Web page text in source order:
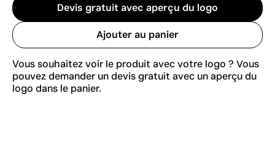
Devis gratuit avec aperçu du logo
Ajouter au panier
Vous souhaitez voir le produit avec votre logo ? Vous
pouvez demander un devis gratuit avec un aperçu du
logo dans le panier.